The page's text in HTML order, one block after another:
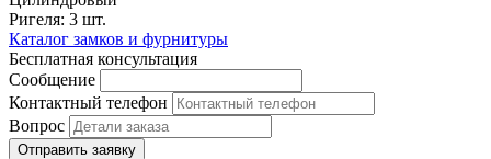
Ригеля: 3 шт.
Каталог замков и фурнитуры
Бесплатная консультация
Сообщение
Контактный телефон
Вопрос
Отправить заявку